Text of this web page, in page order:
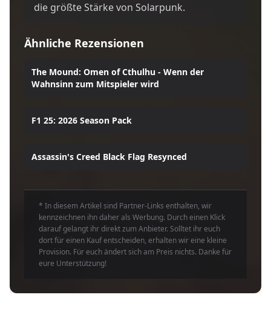
die größte Stärke von Solarpunk.
Ähnliche Rezensionen
The Mound: Omen of Cthulhu - Wenn der
Wahnsinn zum Mitspieler wird
F1 25: 2026 Season Pack
Assassin's Creed Black Flag Resynced
* In diesem Artikel sind Partner-Links enthalten, wir
kennzeichnen ihn daher als Werbung. Durch einen Klick
darauf gelangt ihr direkt zum Anbieter. Solltet ihr euch
dort für einen Kauf entscheiden, erhalten wir eine kleine
Provision. Für euch ändert sich am Preis nichts. Danke für
eure Unterstützung!